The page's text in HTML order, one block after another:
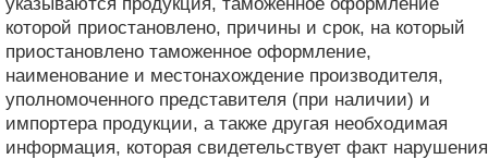
которой приостановлено, причины и срок, на который
приостановлено таможенное оформление,
наименование и местонахождение производителя,
уполномоченного представителя (при наличии) и
импортера продукции, а также другая необходимая
информация, которая свидетельствует факт нарушения